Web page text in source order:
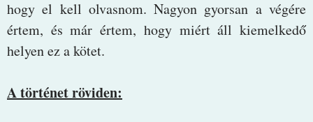
hogy el kell olvasnom. Nagyon gyorsan a végére
értem, és már értem, hogy miért áll kiemelkedő
helyen ez a kötet.
A történet röviden: